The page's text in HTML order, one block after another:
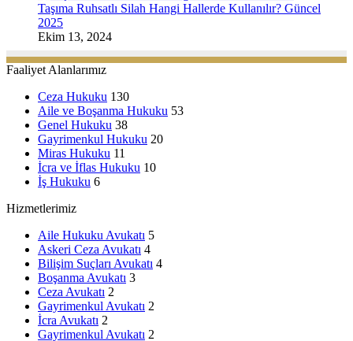
Taşıma Ruhsatlı Silah Hangi Hallerde Kullanılır? Güncel
2025
Ekim 13, 2024
Faaliyet Alanlarımız
Ceza Hukuku 130
Aile ve Boşanma Hukuku 53
Genel Hukuku 38
Gayrimenkul Hukuku 20
Miras Hukuku 11
İcra ve İflas Hukuku 10
İş Hukuku 6
Hizmetlerimiz
Aile Hukuku Avukatı 5
Askeri Ceza Avukatı 4
Bilişim Suçları Avukatı 4
Boşanma Avukatı 3
Ceza Avukatı 2
Gayrimenkul Avukatı 2
İcra Avukatı 2
Gayrimenkul Avukatı 2